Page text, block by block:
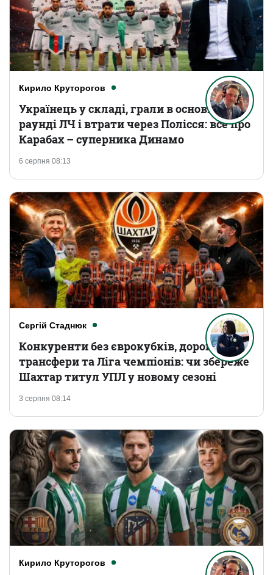
Кирило Круторогов
6 серпня 08:13
Українець у складі, грали в основному
раунді ЛЧ і втрати через Полісся: все про
Карабах – суперника Динамо
Сергій Стаднюк
3 серпня 08:14
Конкуренти без єврокубків, дорогі
трансфери та Ліга чемпіонів: чи збереже
Шахтар титул УПЛ у новому сезоні
Кирило Круторогов